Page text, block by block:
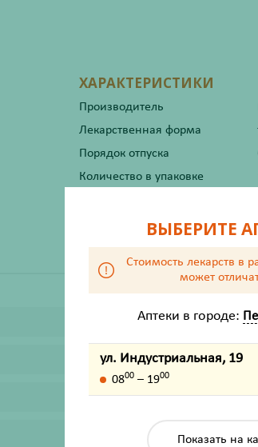
ХАРАКТЕРИСТИКИ
Производитель
Лекарственная форма
Порядок отпуска
Количество в упаковке
ВЫБЕРИТЕ
Стоимость лекарств в
может
Аптеки в городе:
ул. Индустриальная, 19
0800 – 1900
Показать на